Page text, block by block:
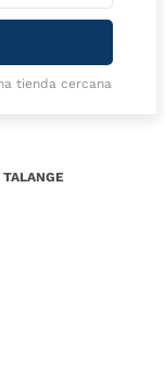
tienda cercana
TALANGE